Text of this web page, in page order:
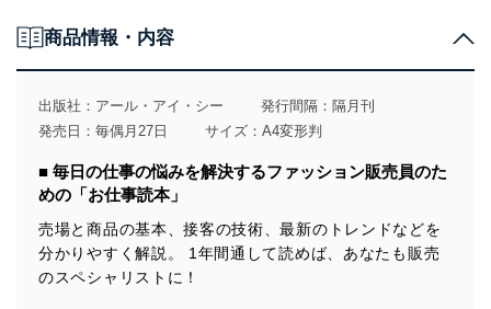
・新・お客さまゼッタイ主義
・今月の魅せ方・売り方
・may_ugramのインスタ講座
・次代を担う国産ブランド
・FASHION EYE
・カンタン英語接客術！
・おんな社長が飛ぶ！
・どこでもヨガでセルフケア
・今月の視点
・編集後記
商品情報・内容
出版社： アール・アイ・シー
発行間隔：隔月刊
発売日：毎偶月27日
サイズ：A4変形判
■ 毎日の仕事の悩みを解決するファッション販売員のた
めの「お仕事読本」
売場と商品の基本、接客の技術、最新のトレンドなどを
分かりやすく解説。 1年間通して読めば、あなたも販売
のスペシャリストに！